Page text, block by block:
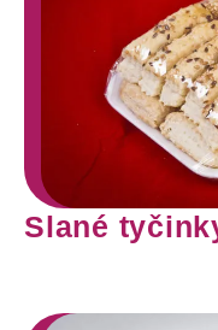
Slané